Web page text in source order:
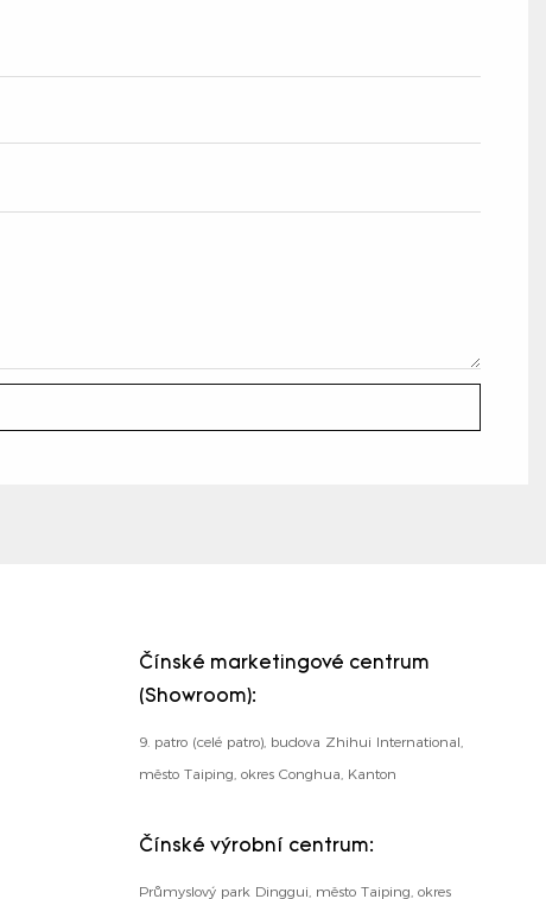
Čínské marketingové centrum
(Showroom):
9. patro (celé patro), budova Zhihui International,
město Taiping, okres Conghua, Kanton
Čínské výrobní centrum:
Průmyslový park Dinggui, město Taiping, okres